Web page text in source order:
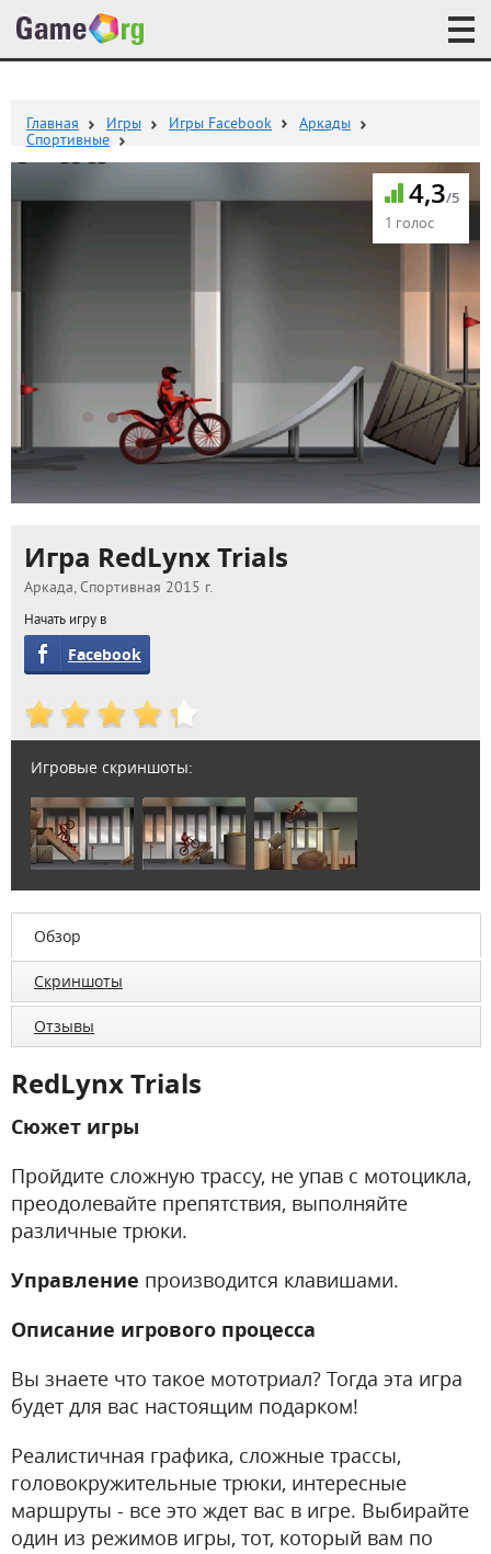
Главная Игры Игры Facebook
Аркады
Спортивные
4,3/5
1 голос
Игра RedLynx Trials
Аркада, Спортивная 2015 г.
Начать игру в
Facebook
Игровые скриншоты:
Обзор
Скриншоты
Отзывы
RedLynx Trials
Сюжет игры
Пройдите сложную трассу, не упав с мотоцикла,
преодолевайте препятствия, выполняйте
различные трюки.
Управление производится клавишами.
Описание игрового процесса
Вы знаете что такое мототриал? Тогда эта игра
будет для вас настоящим подарком!
Реалистичная графика, сложные трассы,
головокружительные трюки, интересные
маршруты - все это ждет вас в игре. Выбирайте
один из режимов игры, тот, который вам по